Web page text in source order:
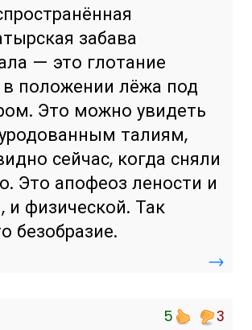
забава
— это глотание
положении лёжа под
Это можно увидеть
талиям,
сейчас, когда сняли
Это апофеоз лености и
и физической. Так
безобразие.
→
5 3